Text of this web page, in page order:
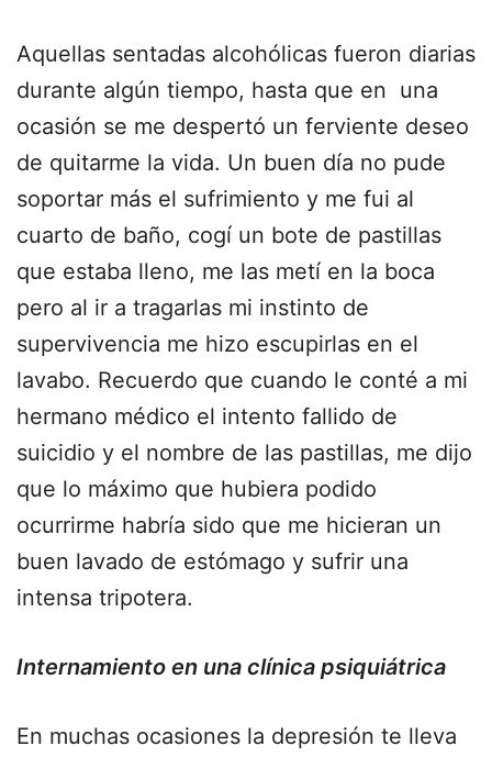
Aquellas sentadas alcohólicas fueron diarias
durante algún tiempo, hasta que en una
ocasión se me despertó un ferviente deseo
de quitarme la vida. Un buen día no pude
soportar más el sufrimiento y me fui al
cuarto de baño, cogí un bote de pastillas
que estaba lleno, me las metí en la boca
pero al ir a tragarlas mi instinto de
supervivencia me hizo escupirlas en el
lavabo. Recuerdo que cuando le conté a mi
hermano médico el intento fallido de
suicidio y el nombre de las pastillas, me dijo
que lo máximo que hubiera podido
ocurrirme habría sido que me hicieran un
buen lavado de estómago y sufrir una
intensa tripotera.
Internamiento en una clínica psiquiátrica
En muchas ocasiones la depresión te lleva